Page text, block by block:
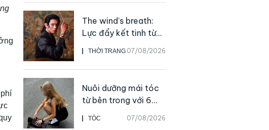
THỜI TRANG 07/08/2026
The wind’s breath:
Lực đẩy kết tinh từ
sự kiên định
TÓC 07/08/2026
Nuôi dưỡng mái tóc
từ bên trong với 6
thực phẩm giàu
dưỡng chất